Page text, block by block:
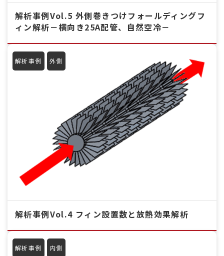
解析事例Vol.5 外側巻きつけフォールディングフ
ィン解析－横向き25A配管、自然空冷－
解析事例 外側
解析事例Vol.4 フィン設置数と放熱効果解析
解析事例 内側